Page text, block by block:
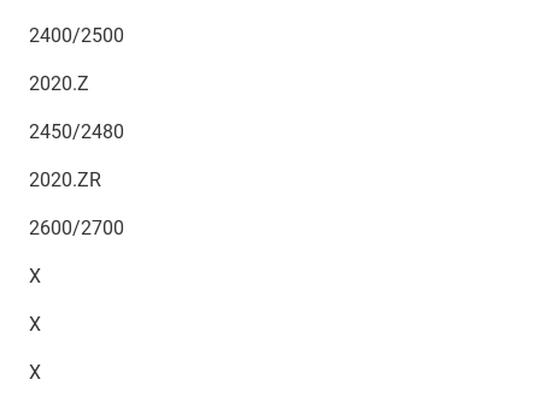
2400/2500
2020.Z
2450/2480
2020.ZR
2600/2700
X
X
X